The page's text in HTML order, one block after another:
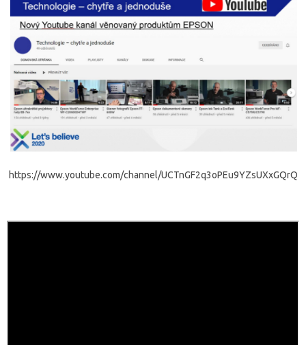
https://www.youtube.com/channel/UCTnGF2q3oPEu9YZsUXxGQrQ